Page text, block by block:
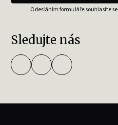
Odesláním formuláře souhlasíte se
Sledujte nás